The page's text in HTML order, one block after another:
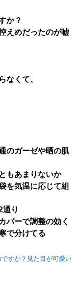
か？
えめだったのが嘘
なくて、
のガーゼや晒の肌
もあまりないか
を気温に応じて組
通り
バーで調整の効く
で分けてる
すか？見た目が可愛い